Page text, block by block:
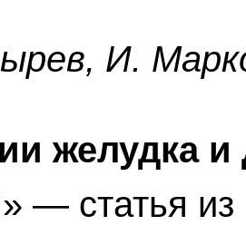
И.
желудка и
» — статья из